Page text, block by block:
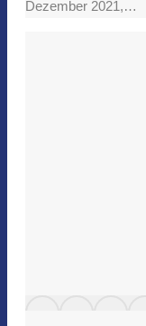
Dezember 2021,…